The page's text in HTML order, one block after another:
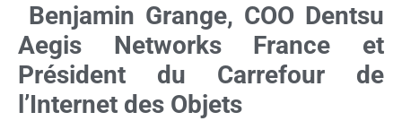
Benjamin Grange, COO Dentsu
Aegis Networks France et
Président du Carrefour de
l’Internet des Objets